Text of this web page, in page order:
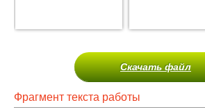
Скачать файл
Фрагмент текста работы